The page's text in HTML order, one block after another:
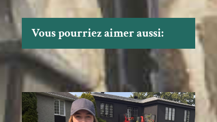
Vous pourriez aimer aussi: